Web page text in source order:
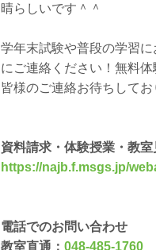
晴らしいです＾＾
学年末試験や普段の学習
にご連絡ください！無料体
皆様のご連絡お待ちしてお
資料請求・体験授業・教
https://najb.f.msgs.jp/
電話でのお問い合わせ
教室直通： 048-485-1760